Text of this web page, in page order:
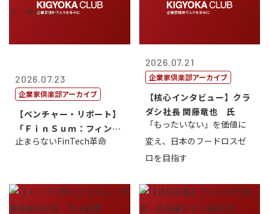
2026.07.23
企業家倶楽部アーカイブ
【ベンチャー・リポート】
「ＦｉｎＳｕｍ：フィンテ
ック・サミッ...
止まらないFinTech革命
2026.07.21
企業家倶楽部アーカイブ
【核心インタビュー】クラ
ダシ社長 関藤竜也 氏
「もったいない」を価値に
変え、日本のフードロスゼ
ロを目指す